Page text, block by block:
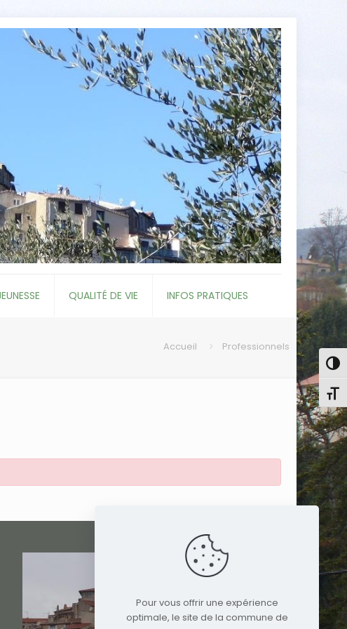
QUALITÉ DE VIE INFOS PRATIQUES
Accueil Professionnels
Pour vous offrir une expérience
optimale, le site de la commune de